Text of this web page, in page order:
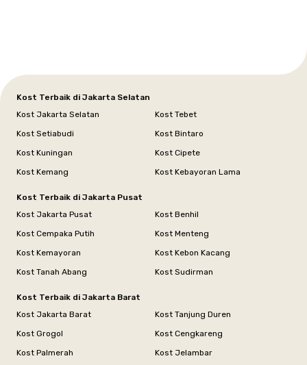
Kost Terbaik di Jakarta Selatan
Kost Jakarta Selatan
Kost Tebet
Kost Setiabudi
Kost Bintaro
Kost Kuningan
Kost Cipete
Kost Kemang
Kost Kebayoran Lama
Kost Terbaik di Jakarta Pusat
Kost Jakarta Pusat
Kost Benhil
Kost Cempaka Putih
Kost Menteng
Kost Kemayoran
Kost Kebon Kacang
Kost Tanah Abang
Kost Sudirman
Kost Terbaik di Jakarta Barat
Kost Jakarta Barat
Kost Tanjung Duren
Kost Grogol
Kost Cengkareng
Kost Palmerah
Kost Jelambar